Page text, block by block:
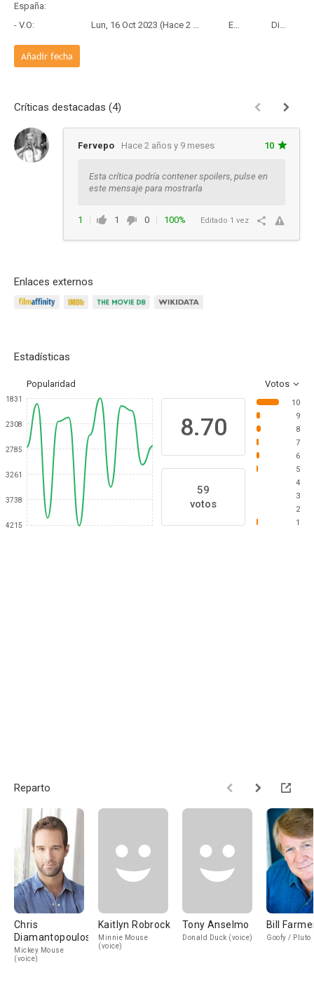
España:
- V.O:
Lun, 16 Oct 2023 (Hace 2 años y 9 meses) Estreno Disney+
Añadir fecha
Críticas destacadas (4)
Fervepo Hace 2 años y 9 meses 10
Esta crítica podría contener spoilers, pulse en
este mensaje para mostrarla
1 1 0
100%
Editado 1 vez
Enlaces externos
Estadísticas
Popularidad Votos
1831
2308
2785
3261
3738
4215
8.70
59
votos
10
9
8
7
6
5
4
3
2
1
Reparto
Chris
Diamantopoulos
Mickey Mouse
(voice)
Kaitlyn Robrock
Minnie Mouse
(voice)
Tony Anselmo
Donald Duck (voice)
Bill
Goofy / Pluto